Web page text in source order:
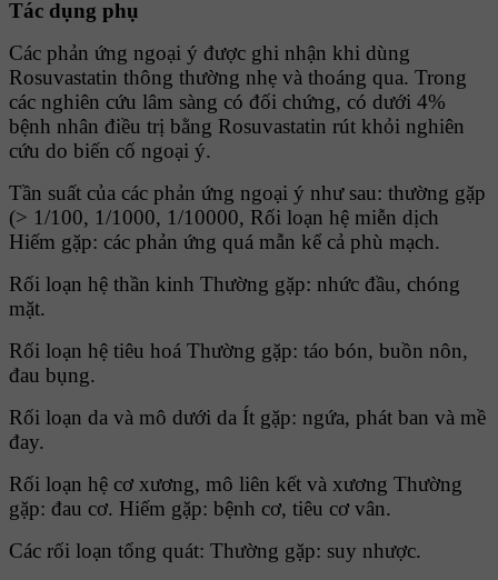
Tác dụng phụ
Các phản ứng ngoại ý được ghi nhận khi dùng
Rosuvastatin thông thường nhẹ và thoáng qua. Trong
các nghiên cứu lâm sàng có đối chứng, có dưới 4%
bệnh nhân điều trị bằng Rosuvastatin rút khỏi nghiên
cứu do biến cố ngoại ý.
Tần suất của các phản ứng ngoại ý như sau: thường gặp
(> 1/100, 1/1000, 1/10000, Rối loạn hệ miễn dịch
Hiếm gặp: các phản ứng quá mẫn kể cả phù mạch.
Rối loạn hệ thần kinh Thường gặp: nhức đầu, chóng
mặt.
Rối loạn hệ tiêu hoá Thường gặp: táo bón, buồn nôn,
đau bụng.
Rối loạn da và mô dưới da Ít gặp: ngứa, phát ban và mề
đay.
Rối loạn hệ cơ xương, mô liên kết và xương Thường
gặp: đau cơ. Hiếm gặp: bệnh cơ, tiêu cơ vân.
Các rối loạn tổng quát: Thường gặp: suy nhược.